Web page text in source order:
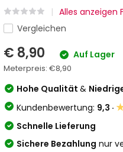
Alles
Vergleichen
€ 8,90 Auf Lager
Meterpreis:€8,90
Hohe Qualität&
Kundenbewertung: 9,3 ·
Schnelle Lieferung
Sichere Bezahlung nur